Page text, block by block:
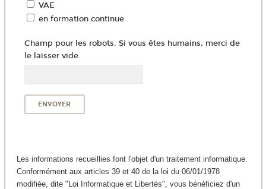
VAE
en formation continue
Champ pour les robots. Si vous êtes humains, merci de
le laisser vide.
Les informations recueillies font l'objet d'un traitement informatique.
Conformément aux articles 39 et 40 de la loi du 06/01/1978
modifiée, dite "Loi Informatique et Libertés", vous bénéficiez d'un